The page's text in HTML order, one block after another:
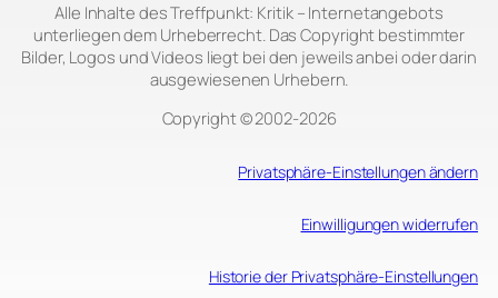
Alle Inhalte des Treffpunkt: Kritik – Internetangebots
unterliegen dem Urheberrecht. Das Copyright bestimmter
Bilder, Logos und Videos liegt bei den jeweils anbei oder darin
ausgewiesenen Urhebern.
Copyright © 2002‑2026
Privatsphäre-Einstellungen ändern
Einwilligungen widerrufen
Historie der Privatsphäre-Einstellungen